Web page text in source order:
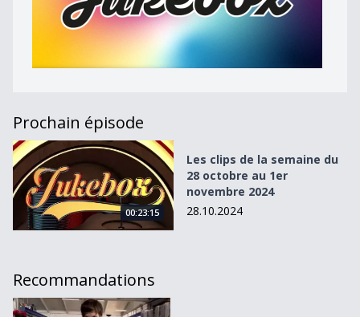
Prochain épisode
Les clips de la semaine du 28 octobre au 1er novembre
00:23:15
Les clips de la semaine du
28 octobre au 1er
novembre 2024
28.10.2024
Recommandations
Flake - Hipster Girl